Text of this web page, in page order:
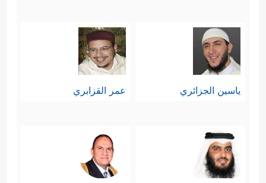
ياسين الجزائري عمر القزابري